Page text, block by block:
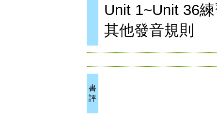
Unit 1~Unit 36
其他發音規則
書
評